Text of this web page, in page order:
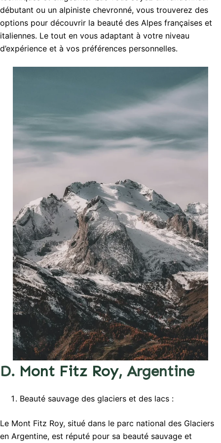
débutant ou un alpiniste chevronné, vous trouverez des
options pour découvrir la beauté des Alpes françaises et
italiennes. Le tout en vous adaptant à votre niveau
d’expérience et à vos préférences personnelles.
D. Mont Fitz Roy, Argentine
Beauté sauvage des glaciers et des lacs :
Le Mont Fitz Roy, situé dans le parc national des Glaciers
en Argentine, est réputé pour sa beauté sauvage et